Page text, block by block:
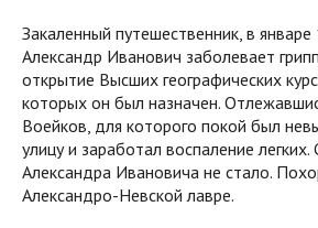
Закаленный путешественник, в
Александр Иванович заболевает
открытие Высших географических
которых он был назначен.
Воейков, для которого покой был
улицу и заработал воспаление
Александра Ивановича не стало.
Александро-Невской лавре.